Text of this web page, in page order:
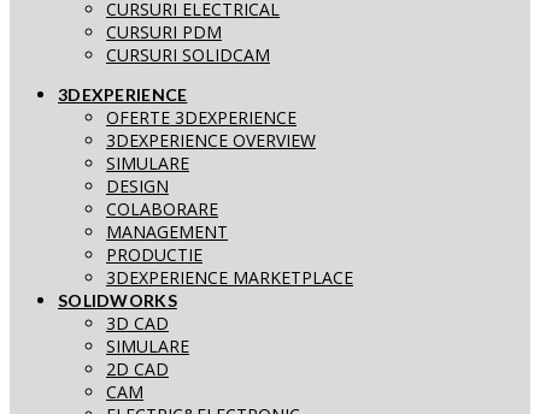
CURSURI ELECTRICAL
CURSURI PDM
CURSURI SOLIDCAM
3DEXPERIENCE
OFERTE 3DEXPERIENCE
3DEXPERIENCE OVERVIEW
SIMULARE
DESIGN
COLABORARE
MANAGEMENT
PRODUCTIE
3DEXPERIENCE MARKETPLACE
SOLIDWORKS
3D CAD
SIMULARE
2D CAD
CAM